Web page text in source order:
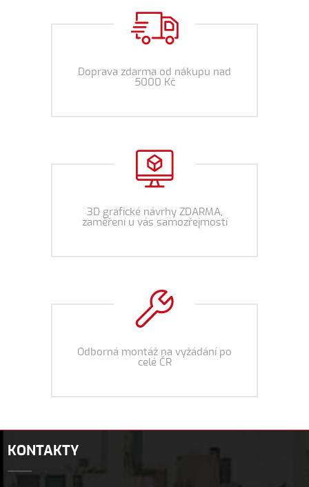
Doprava zdarma od nákupu nad
5000 Kč
3D grafické návrhy ZDARMA,
zaměření u vás samozřejmostí
Odborná montáž na vyžádání po
celé ČR
KONTAKTY